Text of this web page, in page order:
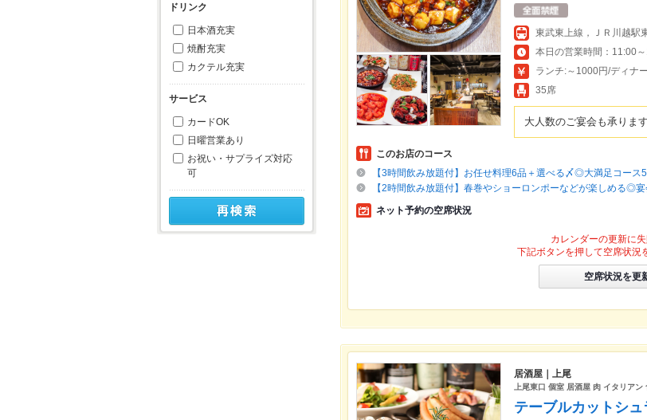
ドリンク
日本酒充実
焼酎充実
カクテル充実
サービス
カードOK
日曜営業あり
お祝い・サプライズ対応
可
東武東上線，ＪＲ川越駅
ランチ:～1000円/ディナ
35席
大人数のご宴会も承りま
このお店のコース
【3時間飲み放題付】お任せ料理6品＋選べる〆◎大満足コース
【2時間飲み放題付】春巻やショーロンポーなどが楽しめる◎
ネット予約の空席状況
カレンダーの更新に失
下記ボタンを押して空席状況
空席状況を更
居酒屋｜上尾
上尾東口 個室 居酒屋 肉 イタリア
テーブルカットシ